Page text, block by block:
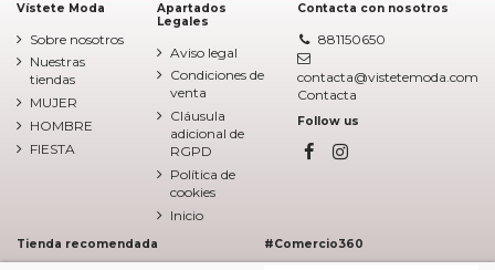
Vístete Moda
Sobre nosotros
Nuestras
tiendas
MUJER
HOMBRE
FIESTA
Apartados
Legales
Aviso legal
Condiciones de
venta
Cláusula
adicional de
RGPD
Política de
cookies
Inicio
Contacta con nosotros
881150650
contacta@vistetemoda.com
Contacta
Follow us
Tienda recomendada #Comercio360